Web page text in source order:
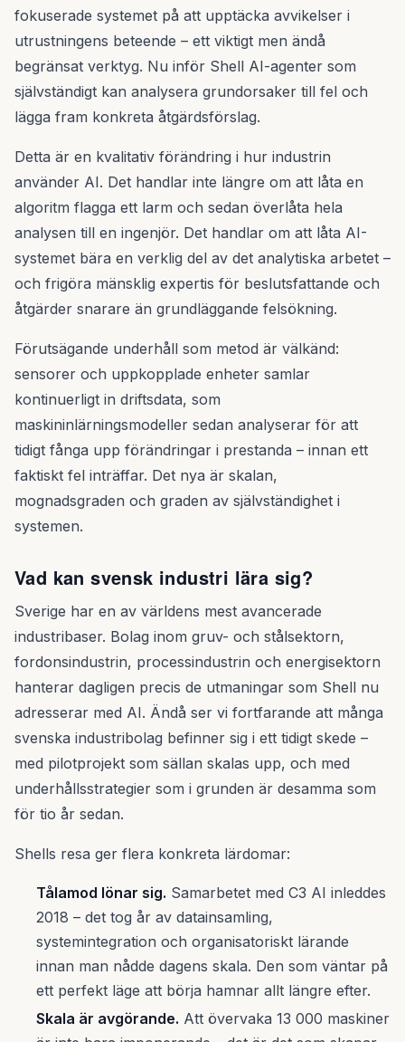
fokuserade systemet på att upptäcka avvikelser i
utrustningens beteende – ett viktigt men ändå
begränsat verktyg. Nu inför Shell AI-agenter som
självständigt kan analysera grundorsaker till fel och
lägga fram konkreta åtgärdsförslag.
Detta är en kvalitativ förändring i hur industrin
använder AI. Det handlar inte längre om att låta en
algoritm flagga ett larm och sedan överlåta hela
analysen till en ingenjör. Det handlar om att låta AI-
systemet bära en verklig del av det analytiska arbetet –
och frigöra mänsklig expertis för beslutsfattande och
åtgärder snarare än grundläggande felsökning.
Förutsägande underhåll som metod är välkänd:
sensorer och uppkopplade enheter samlar
kontinuerligt in driftsdata, som
maskininlärningsmodeller sedan analyserar för att
tidigt fånga upp förändringar i prestanda – innan ett
faktiskt fel inträffar. Det nya är skalan,
mognadsgraden och graden av självständighet i
systemen.
Vad kan svensk industri lära sig?
Sverige har en av världens mest avancerade
industribaser. Bolag inom gruv- och stålsektorn,
fordonsindustrin, processindustrin och energisektorn
hanterar dagligen precis de utmaningar som Shell nu
adresserar med AI. Ändå ser vi fortfarande att många
svenska industribolag befinner sig i ett tidigt skede –
med pilotprojekt som sällan skalas upp, och med
underhållsstrategier som i grunden är desamma som
för tio år sedan.
Shells resa ger flera konkreta lärdomar:
Tålamod lönar sig. Samarbetet med C3 AI inleddes
2018 – det tog år av datainsamling,
systemintegration och organisatoriskt lärande
innan man nådde dagens skala. Den som väntar på
ett perfekt läge att börja hamnar allt längre efter.
Skala är avgörande. Att övervaka 13 000 maskiner